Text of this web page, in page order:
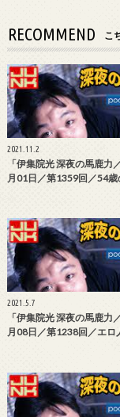
RECOMMEND こ
2021.11.2
「伊集院光 深夜の馬鹿力
月01日／第1359回／54
2021.5.7
「伊集院光 深夜の馬鹿力
月08日／第1238回／エロ